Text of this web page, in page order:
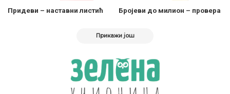
Придеви – наставни листић Бројеви до милион – провера
Прикажи још